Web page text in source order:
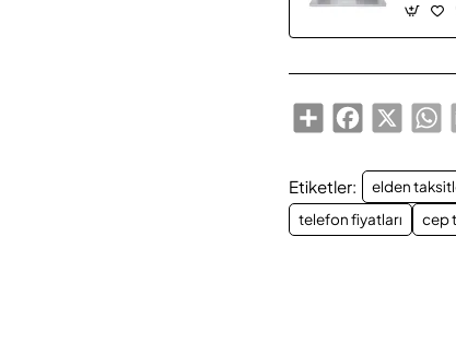
ShareFacebook
X
Etiketler: elden
telefon fiyatları
cep